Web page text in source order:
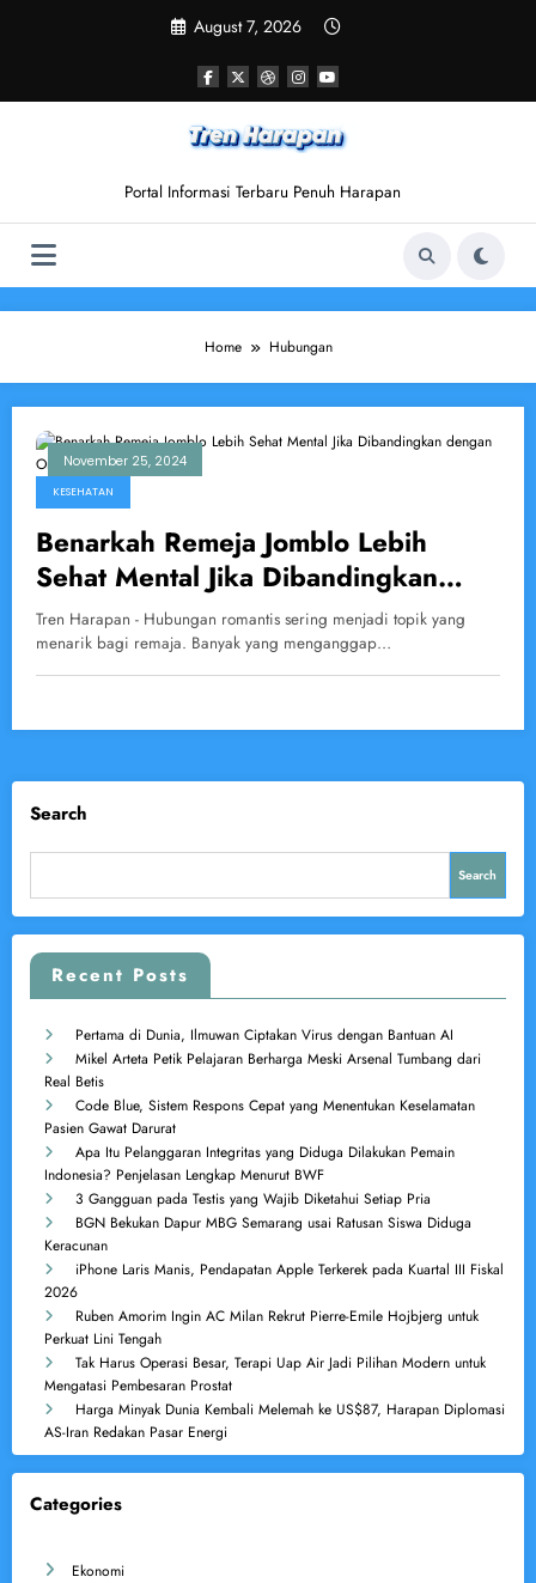
August 7, 2026
Portal Informasi Terbaru Penuh Harapan
Home Hubungan
November 25, 2024
KESEHATAN
Benarkah Remeja Jomblo Lebih
Sehat Mental Jika Dibandingkan
dengan Orang Berpacaran?
Tren Harapan - Hubungan romantis sering menjadi topik yang
menarik bagi remaja. Banyak yang menganggap…
Search
Search
Recent Posts
Pertama di Dunia, Ilmuwan Ciptakan Virus dengan Bantuan AI
Mikel Arteta Petik Pelajaran Berharga Meski Arsenal Tumbang dari
Real Betis
Code Blue, Sistem Respons Cepat yang Menentukan Keselamatan
Pasien Gawat Darurat
Apa Itu Pelanggaran Integritas yang Diduga Dilakukan Pemain
Indonesia? Penjelasan Lengkap Menurut BWF
3 Gangguan pada Testis yang Wajib Diketahui Setiap Pria
BGN Bekukan Dapur MBG Semarang usai Ratusan Siswa Diduga
Keracunan
iPhone Laris Manis, Pendapatan Apple Terkerek pada Kuartal III Fiskal
2026
Ruben Amorim Ingin AC Milan Rekrut Pierre-Emile Hojbjerg untuk
Perkuat Lini Tengah
Tak Harus Operasi Besar, Terapi Uap Air Jadi Pilihan Modern untuk
Mengatasi Pembesaran Prostat
Harga Minyak Dunia Kembali Melemah ke US$87, Harapan Diplomasi
AS-Iran Redakan Pasar Energi
Categories
Ekonomi